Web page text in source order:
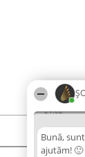
21:02
Bună,
ajutăm! 🙂